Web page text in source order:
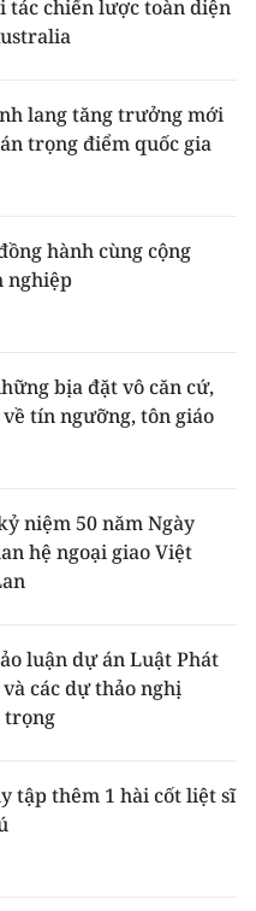
tác chiến lược toàn diện
lang tăng trưởng mới
trọng điểm quốc gia
hành cùng cộng
nghiệp
bịa đặt vô căn cứ,
tín ngưỡng, tôn giáo
niệm 50 năm Ngày
hệ ngoại giao Việt
luận dự án Luật Phát
các dự thảo nghị
trọng
tập thêm 1 hài cốt liệt sĩ